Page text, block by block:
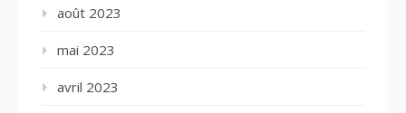
août 2023
mai 2023
avril 2023